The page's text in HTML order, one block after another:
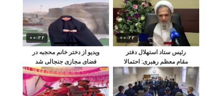
00:22
رئیس ستاد استهلال دفتر
مقام معظم رهبری: احتمالا
شنبه عید فطر است
00:22
ویدیو از دختر خانم محجبه در
فضای مجازی جنجالی شد